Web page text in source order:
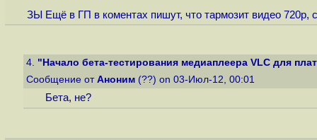
ЗЫ Ещё в ГП в коментах пишут, что тармозит видео 720р,
4. "Начало бета-тестирования медиаплеера VLC для
Сообщение от Аноним (??) on 03-Июл-12, 00:01
Бета, не?